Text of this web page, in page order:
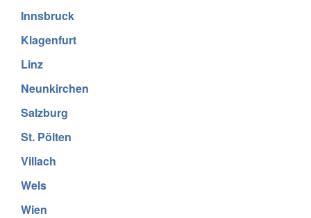
Innsbruck
Klagenfurt
Linz
Neunkirchen
Salzburg
St. Pölten
Villach
Wels
Wien